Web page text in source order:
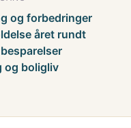
og forbedringer
året rundt
og boligliv